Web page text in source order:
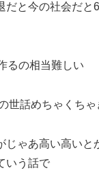
だと今の社会だと
るの相当難しい
世話めちゃくちゃ
じゃあ高い高いと
いう話で